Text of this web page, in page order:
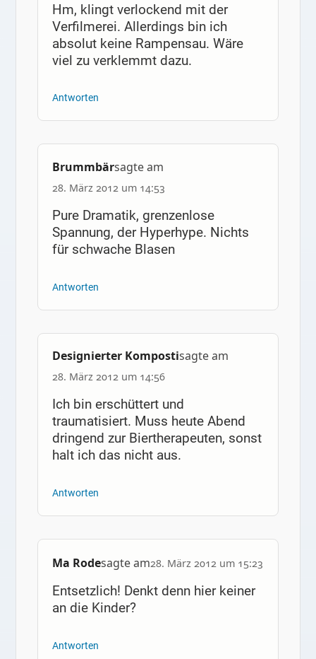
Hm, klingt verlockend mit der
Verfilmerei. Allerdings bin ich
absolut keine Rampensau. Wäre
viel zu verklemmt dazu.
Antworten
Brummbärsagte am
28. März 2012 um 14:53
Pure Dramatik, grenzenlose
Spannung, der Hyperhype. Nichts
für schwache Blasen
Antworten
Designierter Kompostisagte am
28. März 2012 um 14:56
Ich bin erschüttert und
traumatisiert. Muss heute Abend
dringend zur Biertherapeuten, sonst
halt ich das nicht aus.
Antworten
Ma Rodesagte am28. März 2012 um 15:23
Entsetzlich! Denkt denn hier keiner
an die Kinder?
Antworten